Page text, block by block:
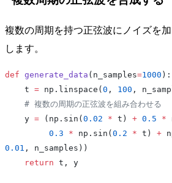
複数の周期を持つ正弦波にノイズを
します。
def generate_data (n_samples=1000 ):
    t
= np.linspace( 0 , 100 ,
    # 複数の周期の正弦波を組み合わせる
    y
= (np.sin( 0.02 * t) + 0.5 *
         0.3
* np.sin( 0.2 * t) +
0.01 , n_samples))
    return
t, y